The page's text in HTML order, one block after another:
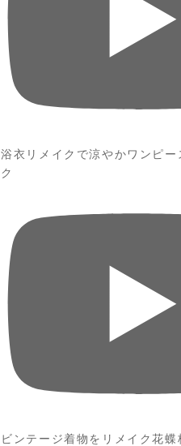
浴衣リメイクで涼やかワンピー
ク
ビンテージ着物をリメイク花蝶